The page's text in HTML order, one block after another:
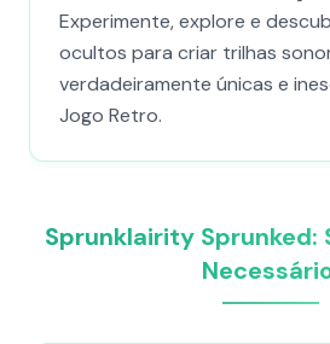
Experimente, explore e
ocultos para criar trilhas
verdadeiramente únicas e
Jogo Retro.
Sprunklairity Sprunked: